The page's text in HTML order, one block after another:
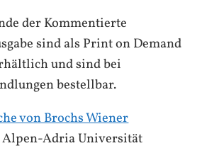
der Kommentierte
sind als Print on Demand
und sind bei
bestellbar.
von Brochs Wiener
Adria Universität